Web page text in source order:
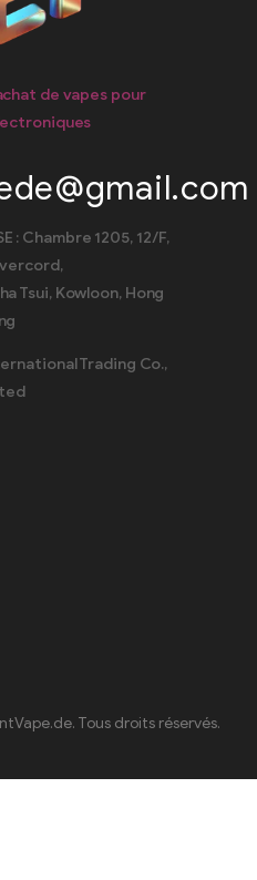
de vapes pour
: Chambre 1205, 12/F,
Tsui, Kowloon, Hong
Trading Co.,
Tous droits réservés.